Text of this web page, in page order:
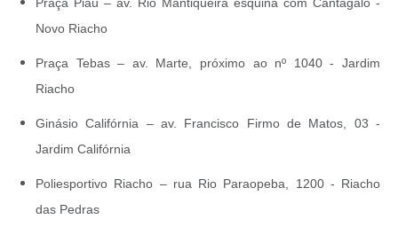
Novo Riacho
Praça Tebas – av. Marte, próximo ao nº 1040 - Jardim
Riacho
Ginásio Califórnia – av. Francisco Firmo de Matos, 03 -
Jardim Califórnia
Poliesportivo Riacho – rua Rio Paraopeba, 1200 - Riacho
das Pedras